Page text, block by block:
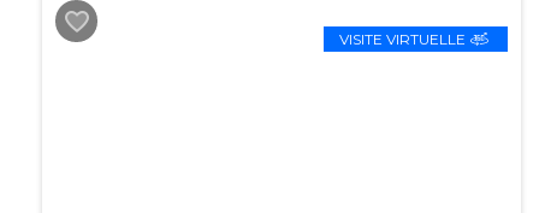
VISITE VIRTUELLE